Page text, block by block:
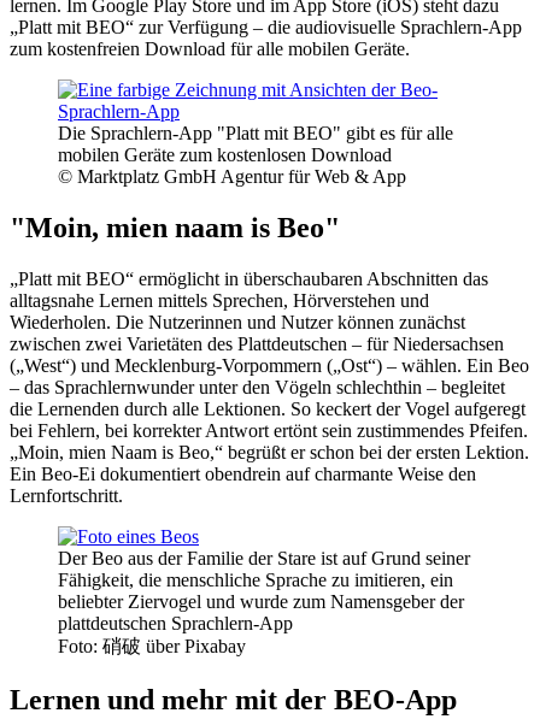
lernen. Im Google Play Store und im App Store (iOS) steht dazu
„Platt mit BEO“ zur Verfügung – die audiovisuelle Sprachlern-App
zum kostenfreien Download für alle mobilen Geräte.
Die Sprachlern-App "Platt mit BEO" gibt es für alle
mobilen Geräte zum kostenlosen Download
© Marktplatz GmbH Agentur für Web & App
"Moin, mien naam is Beo"
„Platt mit BEO“ ermöglicht in überschaubaren Abschnitten das
alltagsnahe Lernen mittels Sprechen, Hörverstehen und
Wiederholen. Die Nutzerinnen und Nutzer können zunächst
zwischen zwei Varietäten des Plattdeutschen – für Niedersachsen
(„West“) und Mecklenburg-Vorpommern („Ost“) – wählen. Ein Beo
– das Sprachlernwunder unter den Vögeln schlechthin – begleitet
die Lernenden durch alle Lektionen. So keckert der Vogel aufgeregt
bei Fehlern, bei korrekter Antwort ertönt sein zustimmendes Pfeifen.
„Moin, mien Naam is Beo,“ begrüßt er schon bei der ersten Lektion.
Ein Beo-Ei dokumentiert obendrein auf charmante Weise den
Lernfortschritt.
Der Beo aus der Familie der Stare ist auf Grund seiner
Fähigkeit, die menschliche Sprache zu imitieren, ein
beliebter Ziervogel und wurde zum Namensgeber der
plattdeutschen Sprachlern-App
Foto: 硝破 über Pixabay
Lernen und mehr mit der BEO-App